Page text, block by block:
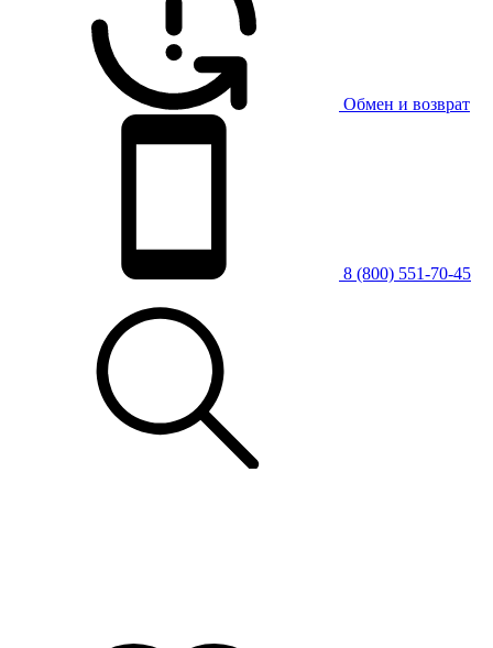
Обмен и возврат
8 (800) 551-70-45